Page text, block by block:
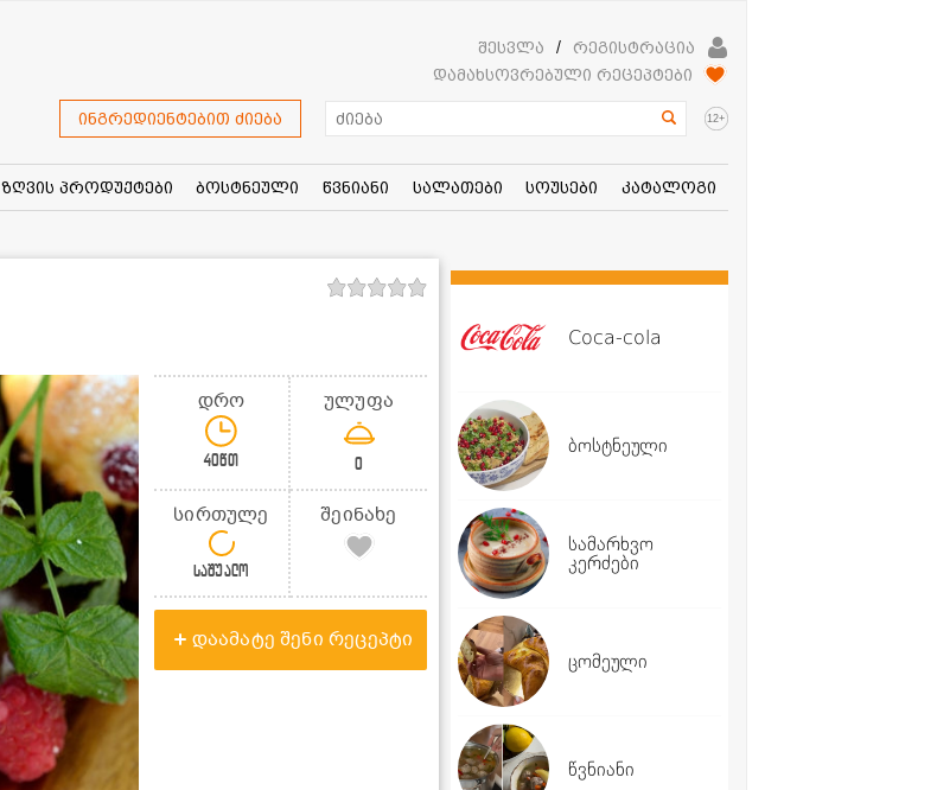
შესვლა /
რეგისტრაცია
დამახსოვრებული რეცეპტები
ინგრედიენტებით ძიება 12+
ზღვის პროდუქტები ბოსტნეული წვნიანი სალათები სოუსები კატალოგი
დრო
40წთ
ულუფა
0
სირთულე
საშუალო
შეინახე
დაამატე შენი რეცეპტი
Coca-cola
ბოსტნეული
სამარხვო
კერძები
ცომეული
წვნიანი